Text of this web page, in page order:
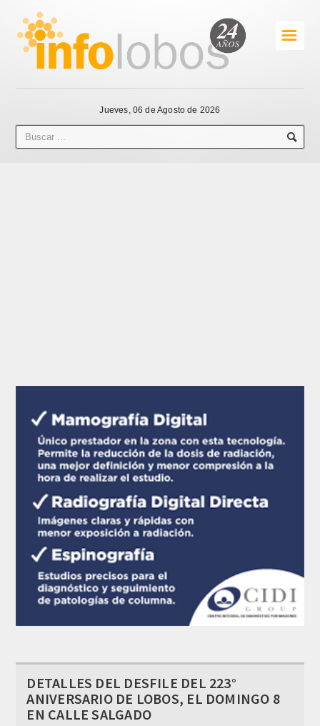
☰
Jueves, 06 de Agosto de 2026
DETALLES DEL DESFILE DEL 223°
ANIVERSARIO DE LOBOS, EL DOMINGO 8
EN CALLE SALGADO